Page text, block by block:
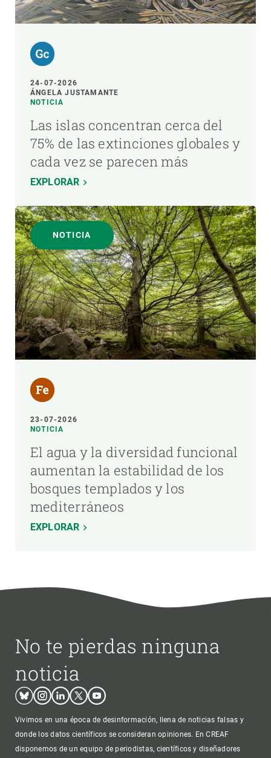
24-07-2026
ÁNGELA JUSTAMANTE
NOTICIA
Las islas concentran cerca del
75% de las extinciones globales y
cada vez se parecen más
EXPLORAR
NOTICIA
23-07-2026
NOTICIA
El agua y la diversidad funcional
aumentan la estabilidad de los
bosques templados y los
mediterráneos
EXPLORAR
No te pierdas ninguna
noticia
BlueskyInstagram
LinkedinTwitterYoutube
Vivimos en una época de desinformación, llena de noticias falsas y
donde los datos científicos se consideran opiniones. En CREAF
disponemos de un equipo de periodistas, científicos y diseñadores